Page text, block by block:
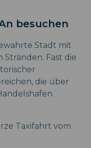
besuchen
Stadt mit
Fast die
die über
Taxifahrt vom